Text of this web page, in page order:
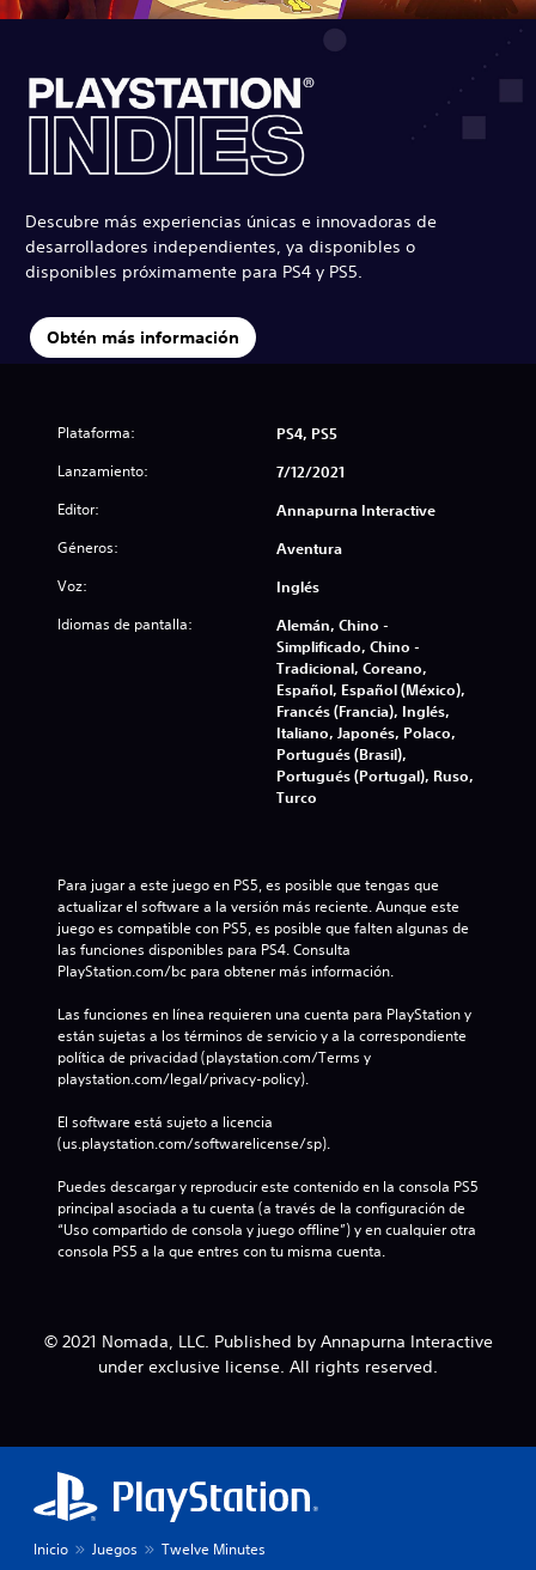
Descubre más experiencias únicas e innovadoras de
desarrolladores independientes, ya disponibles o
disponibles próximamente para PS4 y PS5.
Obtén más información
Plataforma: PS4, PS5
Lanzamiento: 7/12/2021
Editor: Annapurna Interactive
Géneros: Aventura
Voz: Inglés
Idiomas de pantalla:
Alemán, Chino -
Simplificado, Chino -
Tradicional, Coreano,
Español, Español (México),
Francés (Francia), Inglés,
Italiano, Japonés, Polaco,
Portugués (Brasil),
Portugués (Portugal), Ruso,
Turco
Para jugar a este juego en PS5, es posible que tengas que
actualizar el software a la versión más reciente. Aunque este
juego es compatible con PS5, es posible que falten algunas de
las funciones disponibles para PS4. Consulta
PlayStation.com/bc para obtener más información.
Las funciones en línea requieren una cuenta para PlayStation y
están sujetas a los términos de servicio y a la correspondiente
política de privacidad (playstation.com/Terms y
playstation.com/legal/privacy-policy).
El software está sujeto a licencia
(us.playstation.com/softwarelicense/sp).
Puedes descargar y reproducir este contenido en la consola PS5
principal asociada a tu cuenta (a través de la configuración de
“Uso compartido de consola y juego offline”) y en cualquier otra
consola PS5 a la que entres con tu misma cuenta.
© 2021 Nomada, LLC. Published by Annapurna Interactive
under exclusive license. All rights reserved.
Inicio Juegos Twelve Minutes